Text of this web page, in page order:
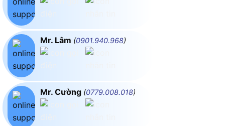
Mr. Lâm (0901.940.968)
Mr. Cường (0779.008.018)